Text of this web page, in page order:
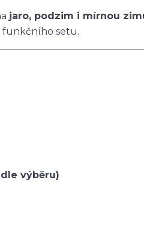
jaro, podzim i mírnou
funkčního setu.
výběru)